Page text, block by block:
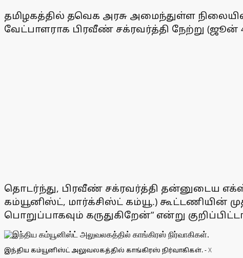
தமிழகத்தில் தவெக அரசு அமைந்துள்ள
வேட்பாளராக பிரவீண் சக்ரவர்த்தி நேற்று (ஜூன்
தொடர்ந்து, பிரவீண் சக்ரவர்த்தி தன்னுடைய எக்ஸ்
கம்யூனிஸ்ட், மார்க்சிஸ்ட் கம்யூ.) கூட்டணியின்
பொறுப்பாகவும் கருதுகிறேன்” என்று
இந்திய கம்யூனிஸ்ட் அலுவலகத்தில் காங்கிரஸ் நிர்வாகிகள்.-X